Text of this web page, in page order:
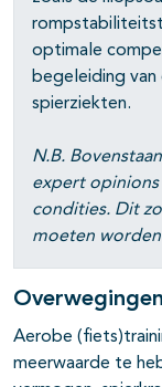
optimale
begeleiding
spierziekten.
N.B.
expert
condities. Dit
moeten
Overwegingen
Aerobe
meerwaarde te